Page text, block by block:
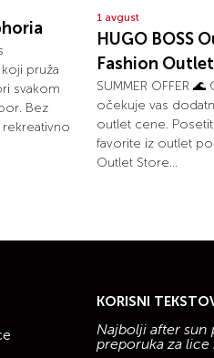
pruža
svakom
Bez
1 avgust
HUGO BOSS
Fashion
SUMMER OFFER
očekuje vas
outlet cene.
favorite iz outlet
Outlet Store...
KORISNI
Najbolji after
preporuka za lice